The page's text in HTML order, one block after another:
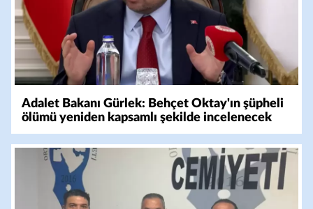
Adalet Bakanı Gürlek: Behçet Oktay'ın şüpheli
ölümü yeniden kapsamlı şekilde incelenecek